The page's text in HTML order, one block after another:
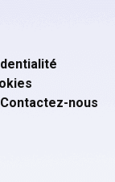
Contactez-nous